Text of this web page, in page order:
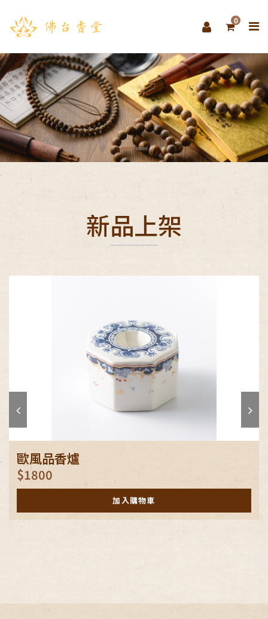
0
新品上架
歐風品香爐
$1800
加入購物車